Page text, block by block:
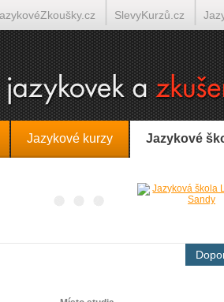
Jazykové kurzy Jazykové
SlevyKurzů.cz
Italština on-line Tlumočení-